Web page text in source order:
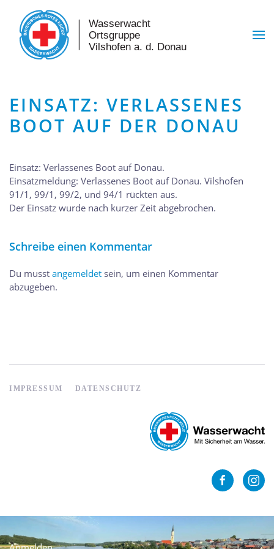
Skip to main content
EINSATZ: VERLASSENES
BOOT AUF DER DONAU
Einsatz: Verlassenes Boot auf Donau.
Einsatzmeldung: Verlassenes Boot auf Donau. Vilshofen
91/1, 99/1, 99/2, und 94/1 rückten aus.
Der Einsatz wurde nach kurzer Zeit abgebrochen.
Schreibe einen Kommentar
Du musst angemeldet sein, um einen Kommentar
abzugeben.
IMPRESSUM DATENSCHUTZ